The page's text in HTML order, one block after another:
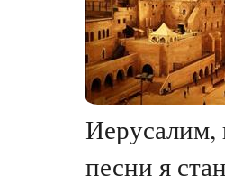
Иерусалим,
песни я